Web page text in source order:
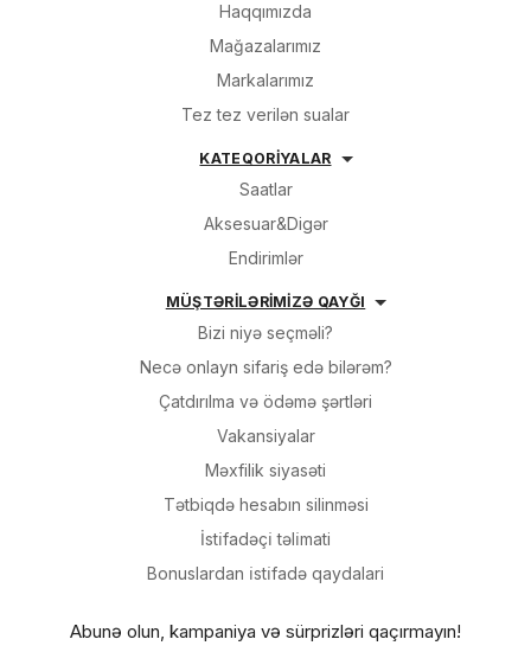
Haqqımızda
Mağazalarımız
Markalarımız
Tez tez verilən sualar
KATEQORİYALAR
Saatlar
Aksesuar&Digər
Endirimlər
MÜŞTƏRİLƏRİMİZƏ QAYĞI
Bizi niyə seçməli?
Necə onlayn sifariş edə bilərəm?
Çatdırılma və ödəmə şərtləri
Vakansiyalar
Məxfilik siyasəti
Tətbiqdə hesabın silinməsi
İsti̇fadəçi̇ təli̇mati
Bonuslardan i̇sti̇fadə qaydalari
Abunə olun, kampaniya və sürprizləri qaçırmayın!